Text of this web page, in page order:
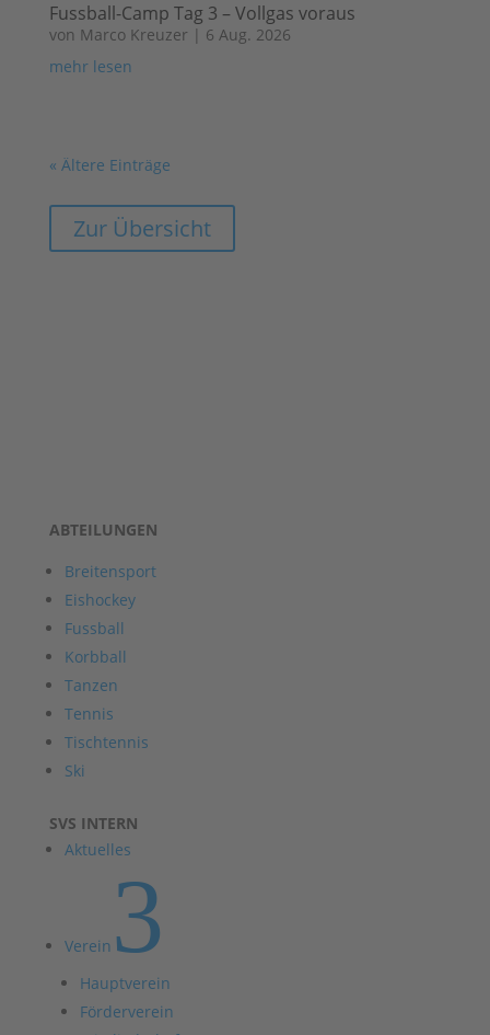
Fussball-Camp Tag 3 – Vollgas voraus
von Marco Kreuzer | 6 Aug. 2026
mehr lesen
« Ältere Einträge
Zur Übersicht
ABTEILUNGEN
Breitensport
Eishockey
Fussball
Korbball
Tanzen
Tennis
Tischtennis
Ski
SVS INTERN
Aktuelles
Verein 3
Hauptverein
Förderverein